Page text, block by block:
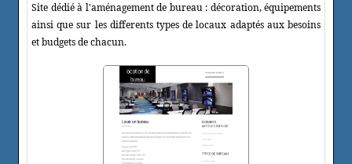
Site dédié à l'aménagement de bureau : décoration, équipements
ainsi que sur les differents types de locaux adaptés aux besoins
et budgets de chacun.